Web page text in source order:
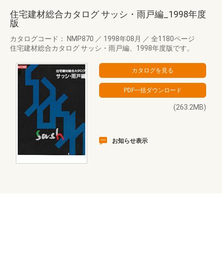
住宅建材総合カタログ サッシ・雨戸編_1998年度
版
カタログコード： NMP870 ／ 1998年08月 ／ 全1180ページ
住宅建材総合カタログ サッシ・雨戸編、1998年度版です。
(263.2MB)
お知らせ表示